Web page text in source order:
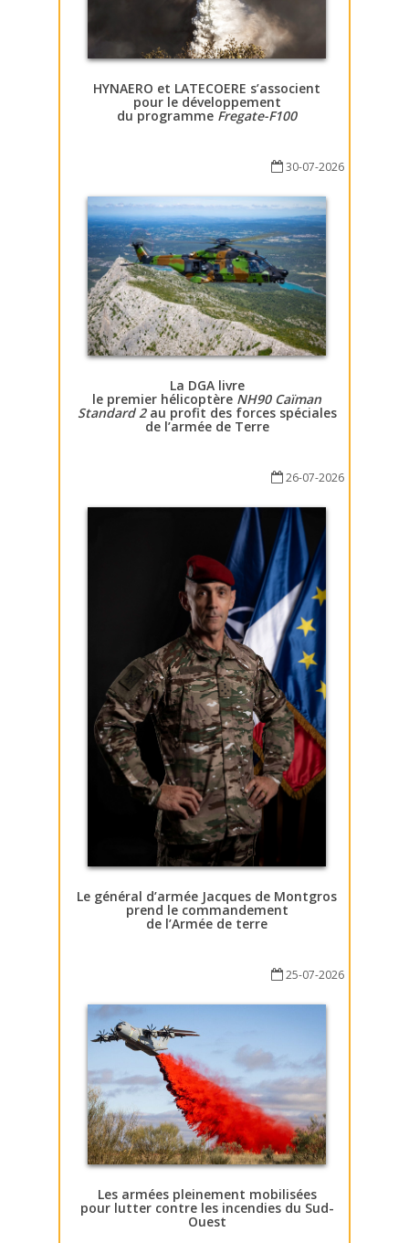
HYNAERO et LATECOERE s’associent
pour le développement
du programme Fregate-F100
30-07-2026
La DGA livre
le premier hélicoptère NH90 Caïman
Standard 2au profit des forces spéciales
de l’armée de Terre
26-07-2026
Le général d’armée Jacques de Montgros
prend le commandement
de l’Armée de terre
25-07-2026
Les armées pleinement mobilisées
pour lutter contre les incendies du Sud-
Ouest